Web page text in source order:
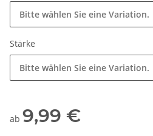
Bitte wählen Sie eine Variation.
Stärke
Bitte wählen Sie eine Variation.
ab 9,99 €